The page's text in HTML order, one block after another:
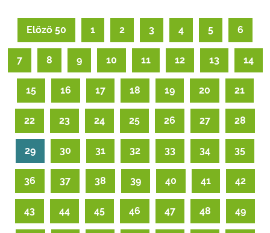
Előző 50 1 2 3 4 5 6
7 8 9 10 11 12 13 14
15 16 17 18 19 20 21
22 23 24 25 26 27 28
29 30 31 32 33 34 35
36 37 38 39 40 41 42
43 44 45 46 47 48 49